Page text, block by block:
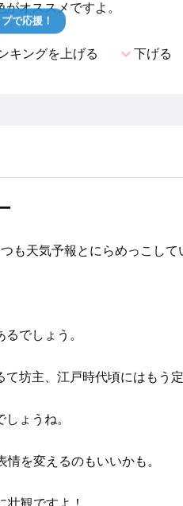
オススメですよ。
キングを上げる
で応援！
expand_more下げる
も天気予報とにらめっこして
でしょう。
坊主、江戸時代頃にはもう
ょうね。
を変えるのもいいかも。
壮観ですよ！